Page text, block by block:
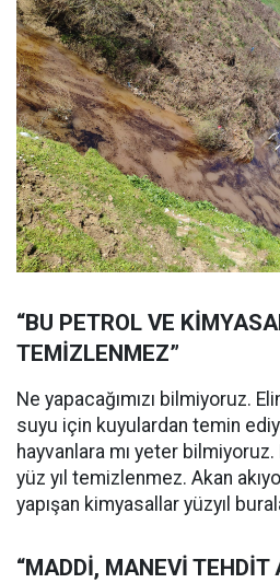
“BU PETROL VE
TEMİZLENMEZ”
Ne yapacağımızı bilmiyoruz.
suyu için kuyulardan temin
hayvanlara mı yeter
yüz yıl temizlenmez. Akan
yapışan kimyasallar yüzyıl
“MADDİ, MANEVİ TEHDİT